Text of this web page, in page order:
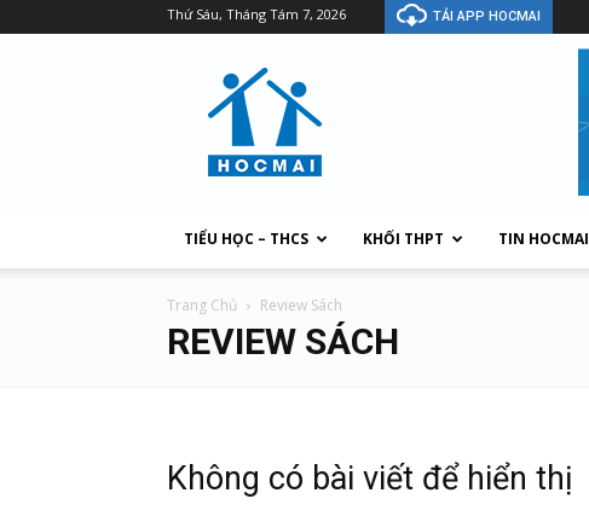
Thứ Sáu, Tháng Tám 7, 2026 TẢI APP HOCMAI
TIỂU HỌC – THCS KHỐI THPT TIN HOCMAI
Trang Chủ Review Sách
REVIEW SÁCH
Không có bài viết để hiển thị